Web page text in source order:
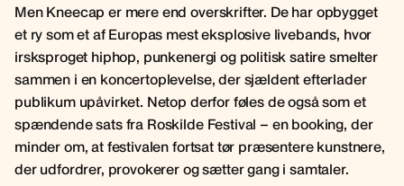
Men Kneecap er mere end overskrifter. De har opbygget
et ry som et af Europas mest eksplosive livebands, hvor
irsksproget hiphop, punkenergi og politisk satire smelter
sammen i en koncertoplevelse, der sjældent efterlader
publikum upåvirket. Netop derfor føles de også som et
spændende sats fra Roskilde Festival – en booking, der
minder om, at festivalen fortsat tør præsentere kunstnere,
der udfordrer, provokerer og sætter gang i samtaler.